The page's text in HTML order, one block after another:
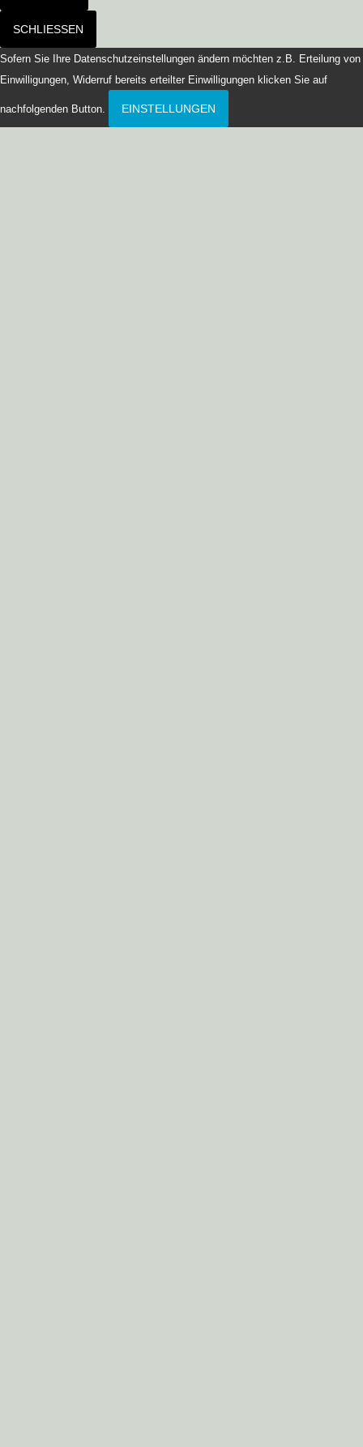
SCHLIESSEN
Sofern Sie Ihre Datenschutzeinstellungen ändern möchten z.B. Erteilung von
Einwilligungen, Widerruf bereits erteilter Einwilligungen klicken Sie auf
nachfolgenden Button. EINSTELLUNGEN